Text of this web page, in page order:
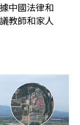
中國法律和
教師和家人